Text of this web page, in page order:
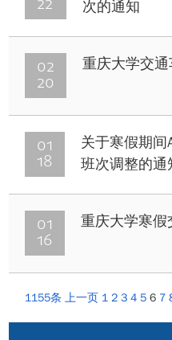
次的通知
02
20
重庆大学交
01
18
关于寒假期间
班次调整的通
01
16
重庆大学寒假
1155条 上一页 1 2 3 4 5 6 7